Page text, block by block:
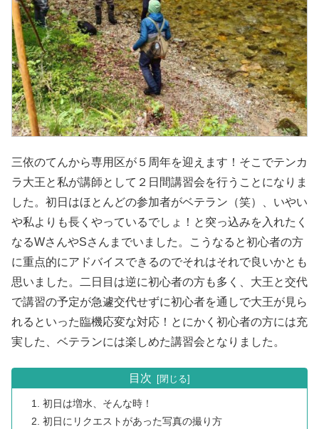
三依のてんから専用区が５周年を迎えます！そこでテンカ
ラ大王と私が講師として２日間講習会を行うことになりま
した。初日はほとんどの参加者がベテラン（笑）、いやい
や私よりも長くやっているでしょ！と突っ込みを入れたく
なるWさんやSさんまでいました。こうなると初心者の方
に重点的にアドバイスできるのでそれはそれで良いかとも
思いました。二日目は逆に初心者の方も多く、大王と交代
で講習の予定が急遽交代せずに初心者を通しで大王が見ら
れるといった臨機応変な対応！とにかく初心者の方には充
実した、ベテランには楽しめた講習会となりました。
目次
初日は増水、そんな時！
初日にリクエストがあった写真の撮り方